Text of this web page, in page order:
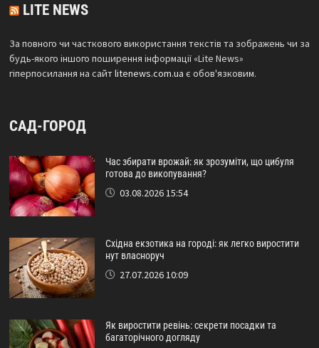
LITE NEWS
За повного чи часткового використання текстів та зображень чи за
будь-якого іншого поширення інформації «Lite News»
гіперпосилання на сайтlitenews.com.ua є обов'язковим.
САД-ГОРОД
Час збирати врожай: як зрозуміти, що цибуля
готова до викопування?
03.08.2026 15:54
Східна екзотика на городі: як легко виростити
нут власноруч
27.07.2026 10:09
Як виростити ревінь: секрети посадки та
багаторічного догляду